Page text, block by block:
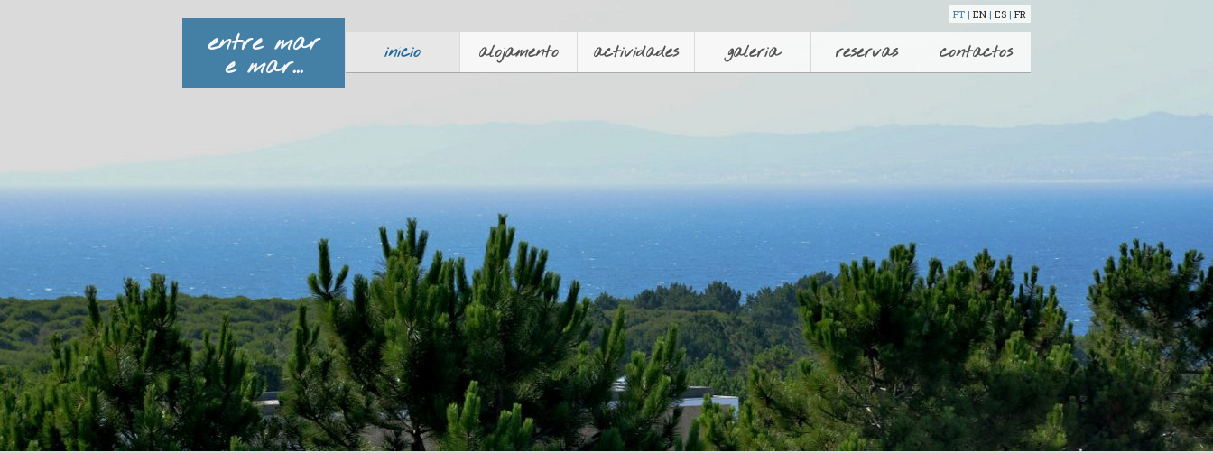
entre mar
e mar... início alojamento actividades galeria reservas contactos
PT | EN | ES | FR